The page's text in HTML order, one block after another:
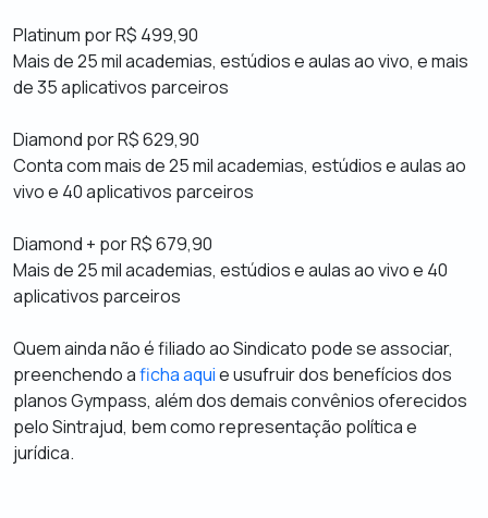
Platinum por R$ 499,90
Mais de 25 mil academias, estúdios e aulas ao vivo, e mais
de 35 aplicativos parceiros
Diamond por R$ 629,90
Conta com mais de 25 mil academias, estúdios e aulas ao
vivo e 40 aplicativos parceiros
Diamond + por R$ 679,90
Mais de 25 mil academias, estúdios e aulas ao vivo e 40
aplicativos parceiros
Quem ainda não é filiado ao Sindicato pode se associar,
preenchendo aficha aquie usufruir dos benefícios dos
planos Gympass, além dos demais convênios oferecidos
pelo Sintrajud, bem como representação política e
jurídica.